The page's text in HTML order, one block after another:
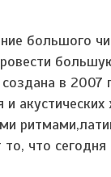
большого
в
что